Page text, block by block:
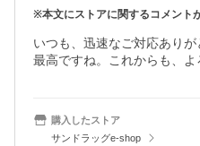
※本文にストアに関するコメント
いつも、迅速なご対応ありが
購入したストア
サンドラッグe-shop